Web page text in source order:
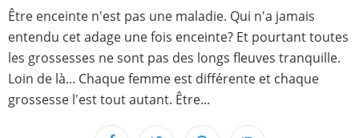
Être enceinte n'est pas une maladie. Qui n'a jamais
entendu cet adage une fois enceinte? Et pourtant toutes
les grossesses ne sont pas des longs fleuves tranquille.
Loin de là... Chaque femme est différente et chaque
grossesse l'est tout autant. Être...